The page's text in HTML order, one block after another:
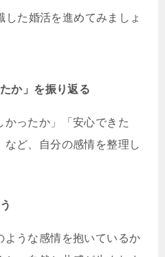
した婚活を進めてみましょ
か」を振り返る
かったか」「安心できた
など、自分の感情を整理し
ような感情を抱いているか